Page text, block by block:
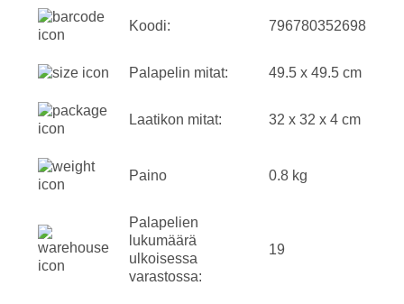
Koodi: 796780352698
Palapelin mitat: 49.5 x 49.5 cm
Laatikon mitat: 32 x 32 x 4 cm
Paino 0.8 kg
Palapelien
lukumäärä
ulkoisessa
varastossa:
19